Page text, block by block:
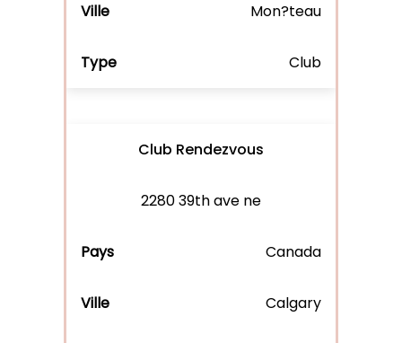
Mon?teau
Club
Club Rendezvous
2280 39th ave ne
Canada
Calgary